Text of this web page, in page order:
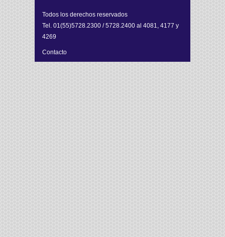
Todos los derechos reservados
Tel. 01(55)5728.2300 / 5728.2400 al 4081, 4177 y
4269
Contacto